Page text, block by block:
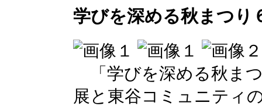
学びを深める秋まつり
「学びを深める秋ま
展と東谷コミュニティ